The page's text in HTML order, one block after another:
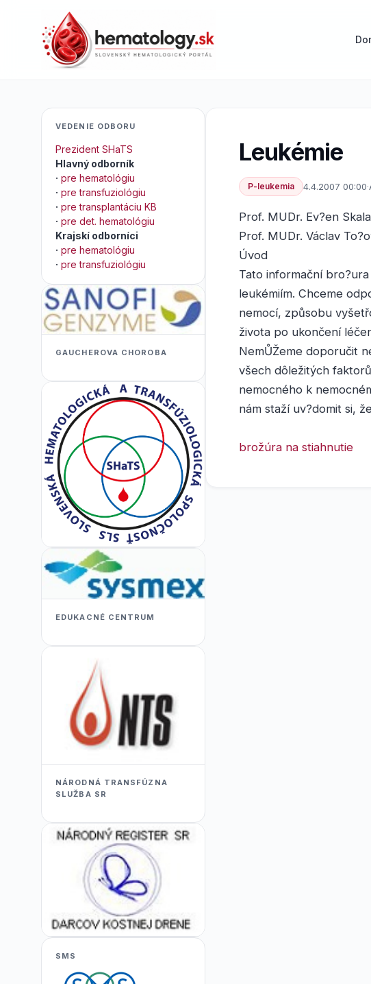
Leukémie
P-leukemia 4.4.2007 00:00·
Prof. MUDr. Ev?en
Prof. MUDr. Václav
Úvod
Tato informační
leukémiím. Chceme
nemocí, způsobu
života po ukončení
NemŮŽeme doporučit
všech dôležitých
nemocného k
nám staží uv?domit si,
brožúra na stiahnutie
VEDENIE ODBORU
Prezident SHaTS
Hlavný odborník
· pre hematológiu
· pre transfuziológiu
· pre transplantáciu KB
· pre det. hematológiu
Krajskí odborníci
· pre hematológiu
· pre transfuziológiu
GAUCHEROVA CHOROBA
EDUKACNÉ CENTRUM
NÁRODNÁ TRANSFÚZNA
SLUŽBA SR
SMS